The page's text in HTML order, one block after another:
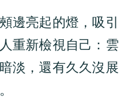
邊亮起的燈，吸引
重新檢視自己：雲
淡，還有久久沒展